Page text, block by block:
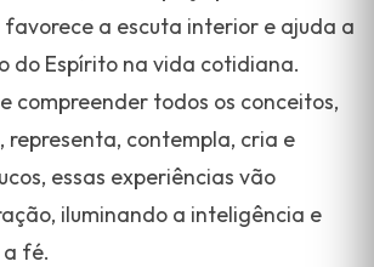
a escuta interior e ajuda a
do Espírito na vida cotidiana.
compreender todos os conceitos,
representa, contempla, cria e
essas experiências vão
iluminando a inteligência e
fé.